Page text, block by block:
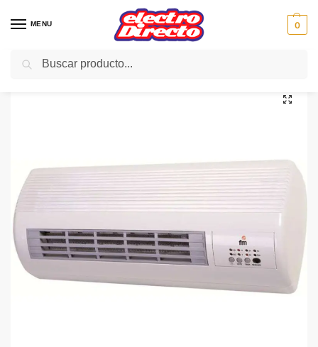
MENU 0
Inicio Climatización / Calefactores